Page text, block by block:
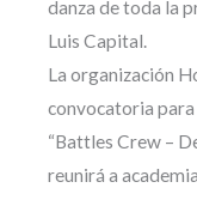
danza de toda la
Luis Capital.
La organización
convocatoria
“Battles Crew –
reunirá a